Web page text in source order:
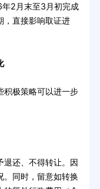
2月末至3月初完成
，直接影响取证进
极策略可以进一步
还、不得转让。因
。同时，留意如转换